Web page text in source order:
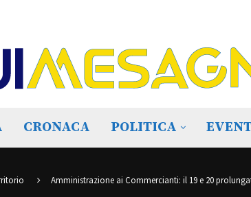
CRONACA POLITICA
Amministrazione ai Commercianti: il 19 e 20